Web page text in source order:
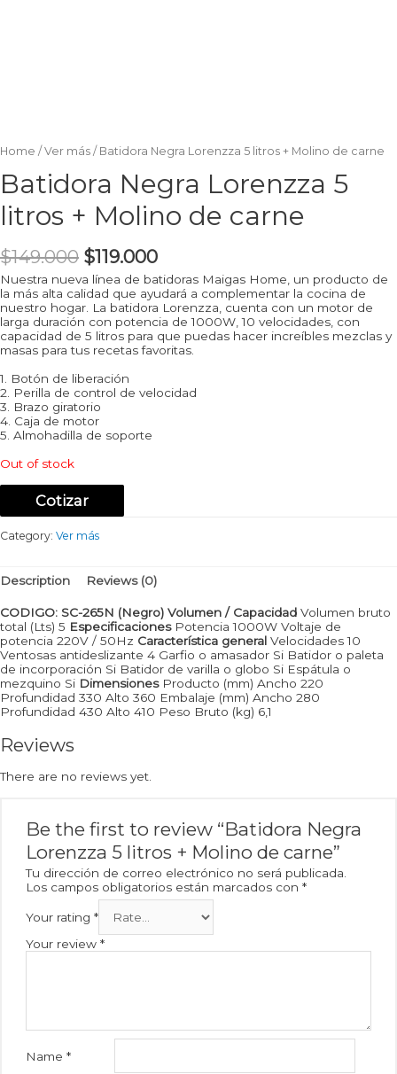
Home / Ver más / Batidora Negra Lorenzza 5 litros + Molino de carne
Batidora Negra Lorenzza 5
litros + Molino de carne
$149.000 $119.000
Nuestra nueva línea de batidoras Maigas Home, un producto de
la más alta calidad que ayudará a complementar la cocina de
nuestro hogar. La batidora Lorenzza, cuenta con un motor de
larga duración con potencia de 1000W, 10 velocidades, con
capacidad de 5 litros para que puedas hacer increíbles mezclas y
masas para tus recetas favoritas.
1. Botón de liberación
2. Perilla de control de velocidad
3. Brazo giratorio
4. Caja de motor
5. Almohadilla de soporte
Out of stock
Cotizar
Category: Ver más
Description Reviews (0)
CODIGO: SC-265N (Negro) Volumen / Capacidad Volumen bruto
total (Lts) 5 EspecificacionesPotencia 1000W Voltaje de
potencia 220V / 50Hz Característica general Velocidades 10
Ventosas antideslizante 4 Garfio o amasador Si Batidor o paleta
de incorporación Si Batidor de varilla o globo Si Espátula o
mezquino Si DimensionesProducto (mm) Ancho 220
Profundidad 330 Alto 360 Embalaje (mm) Ancho 280
Profundidad 430 Alto 410 Peso Bruto (kg) 6,1
Reviews
There are no reviews yet.
Be the first to review “Batidora Negra
Lorenzza 5 litros + Molino de carne”
Tu dirección de correo electrónico no será publicada.
Los campos obligatorios están marcados con*
Your rating*
Your review*
Name*